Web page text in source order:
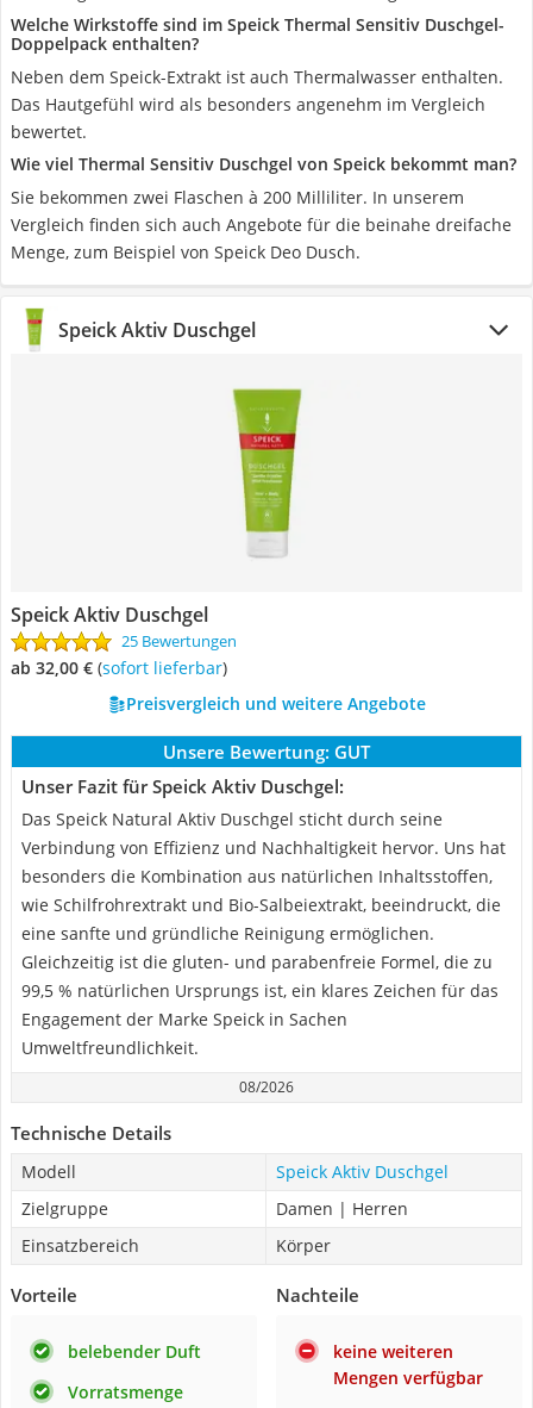
Welche Wirkstoffe sind im Speick Thermal Sensitiv Duschgel-
Doppelpack enthalten?
Neben dem Speick-Extrakt ist auch Thermalwasser enthalten.
Das Hautgefühl wird als besonders angenehm im Vergleich
bewertet.
Wie viel Thermal Sensitiv Duschgel von Speick bekommt man?
Sie bekommen zwei Flaschen à 200 Milliliter. In unserem
Vergleich finden sich auch Angebote für die beinahe dreifache
Menge, zum Beispiel von Speick Deo Dusch.
Speick Aktiv Duschgel
Speick Aktiv Duschgel
25 Bewertungen
ab 32,00 € ( Sofort lieferbar)
Preisvergleich und weitere Angebote
Unsere Bewertung: GUT
Unser Fazit für Speick Aktiv Duschgel:
Das Speick Natural Aktiv Duschgel sticht durch seine
Verbindung von Effizienz und Nachhaltigkeit hervor. Uns hat
besonders die Kombination aus natürlichen Inhaltsstoffen,
wie Schilfrohrextrakt und Bio-Salbeiextrakt, beeindruckt, die
eine sanfte und gründliche Reinigung ermöglichen.
Gleichzeitig ist die gluten- und parabenfreie Formel, die zu
99,5 % natürlichen Ursprungs ist, ein klares Zeichen für das
Engagement der Marke Speick in Sachen
Umweltfreundlichkeit.
08/2026
Technische Details
Modell
Speick Aktiv Duschgel
Zielgruppe
Damen | Herren
Einsatzbereich
Körper
Vorteile
belebender Duft
Vorratsmenge
Nachteile
keine weiteren
Mengen verfügbar